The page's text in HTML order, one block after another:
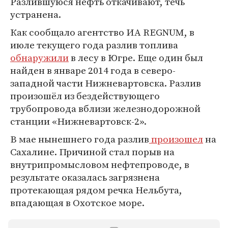
устранена.
Как сообщало агентство ИА REGNUM, в
июле текущего года разлив топлива
обнаружилив лесу в Югре. Еще один был
найден в январе 2014 года в северо-
западной части Нижневартовска. Разлив
произошёл из бездействующего
трубопровода вблизи железнодорожной
станции «Нижневартовск-2».
В мае нынешнего года разливпроизошелна
Сахалине. Причиной стал порыв на
внутрипромысловом нефтепроводе, в
результате оказалась загрязнена
протекающая рядом речка Нельбута,
впадающая в Охотское море.